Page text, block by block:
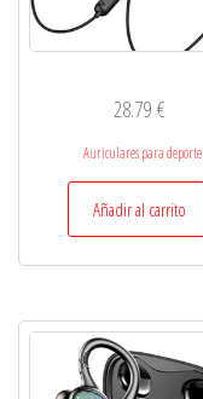
28.79 €
Auriculares para deporte
Añadir al carrito